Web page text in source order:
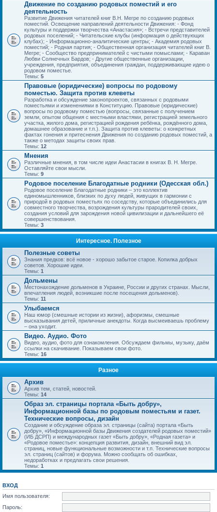
Движение по созданию родовых поместий и его
деятельность
Развитие Движения читателей книг В.Н. Мегре по созданию родовых
поместий. Освещение направлений деятельности Движения: - Фонд
культуры и поддержки творчества «Анастасия»; - Встречи представителей
родовых поселений; - Читательские клубы (информация о действующих
клубах); - Информационно-аналитические центры; - Академия родовых
поместий; - Родная партия; - Общественная организация читателей книг В.
Мегре; - Сообщество предпринимателей с чистыми помыслами; - Караван
Любви Солнечных Бардов; - Другие общественные организации,
учреждения, предприятия, объединения граждан, поддерживающие идею о
родовом поместье.
Темы: 5
Правовые (юридические) вопросы по родовому
поместью. Защита против клеветы
Разработка и обсуждение законопроектов, связанных с родовыми
поместьями и изменениями в Конституцию. Правовые (юридические)
вопросы по родовому поместью (вопросы, связанные с получением
земли, опытом общения с местными властями, регистрацией земельного
участка, жилого дома, регистрацией рождения ребёнка, рождённого дома,
домашнее образование и т.п.). Защита против клеветы: о конкретных
фактах гонения и притеснения Движения по созданию родовых поместий, а
также о методах защиты своих прав.
Темы: 12
Мнения
Различные мнения, в том числе идеи Анастасии в книгах В. Н. Мегре.
Оставляйте свои мысли.
Темы: 9
Родовое поселение Благодатные родники (Одесская обл.)
Родовое поселение Благодатные родники – это коллектив
единомышленников, близких по духу людей, живущих в гармонии с
природой в родовых поместьях по соседству, которые объединились для
совместного творчества, возрождения культуры прародителей своих,
создания условий для зарождения новой цивилизации и дальнейшего её
совершенствования.
Темы: 3
Интересное. Полезное
Полезные советы
Знания предков: всё новое - хорошо забытое старое. Копилка добрых
советов. Хорошие идеи.
Темы: 1
Дольмены
Местонахождение дольменов в Украине, России и других странах. Мысли,
впечатления людей, возникшие после посещения дольменов).
Темы: 11
Улыбаемся
Наш юмор (смешные истории из жизни), афоризмы, смешные
высказывания детей, приличные анекдоты. Когда высмеиваешь проблему
– она уходит.
Видео. Аудио. Фото
Видео, аудио, фото для ознакомления. Обсуждаем фильмы, музыку, даём
ссылки на скачивание. Показываем свои фото.
Темы: 16
Разное
Архив
Архив тем, статей, новостей.
Темы: 14
Образ эл. страницы портала «Быть добру»,
Информационной базы по родовым поместьям и газет.
Технические вопросы, дизайн
Создание и обсуждение образа эл. страницы (сайта) портала «Быть
добру», «Информационной базы Движения создателей родовых поместий»
(ИБ ДСРП) и международных газет «Быть добру», «Родная газета» и
«Родовое поместье»: концепция развития, дизайн, внешний вид эл.
страниц, новые функциональные возможности и т.п. Технические вопросы
эл. страниц (сайтов) и форума. Можно сообщать об ошибках,
недоработках и предлагать свои решения.
Темы: 1
ВХОД
Имя пользователя:
Пароль: